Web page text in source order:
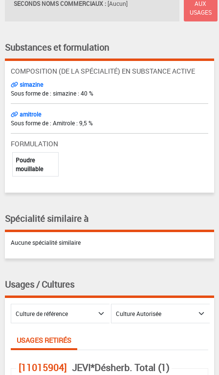
SECONDS NOMS COMMERCIAUX : [Aucun]
AUX
USAGES
Substances et formulation
COMPOSITION (DE LA SPÉCIALITÉ) EN SUBSTANCE ACTIVE
simazine
Sous forme de : simazine : 40 %
amitrole
Sous forme de : Amitrole : 9,5 %
FORMULATION
Poudre
mouillable
Spécialité similaire à
Aucune spécialité similaire
Usages / Cultures
USAGES RETIRÉS
[11015904] JEVI*Désherb. Total (1)